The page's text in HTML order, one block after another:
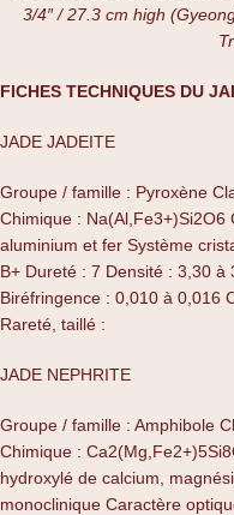
3/4″ / 27.3 cm high
FICHES TECHNIQUES DU
JADE JADEITE
Groupe / famille : Pyroxène
Chimique : Na(Al,Fe3+)Si2O6
aluminium et fer Système
B+ Dureté : 7 Densité : 3,30
Biréfringence : 0,010 à 0,016
Rareté, taillé :
JADE NEPHRITE
Groupe / famille : Amphibole
Chimique :
hydroxylé de calcium,
monoclinique Caractère